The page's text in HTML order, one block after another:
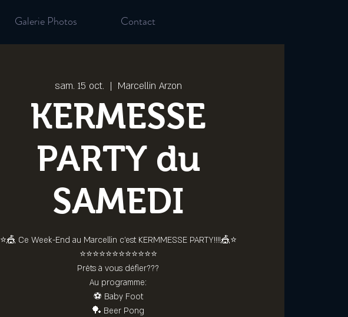
Galerie Photos Contact
sam. 15 oct.
  |
Marcellin Arzon
KERMESSE
PARTY du
SAMEDI
⭐️🎪 Ce Week-End au Marcellin c'est KERMMESSE PARTY!!!!🎪⭐️
⭐️⭐️⭐️⭐️⭐️⭐️⭐️⭐️⭐️⭐️⭐️⭐️
Prêts à vous défier???
Au programme:
⚽️ Baby Foot
🏓 Beer Pong